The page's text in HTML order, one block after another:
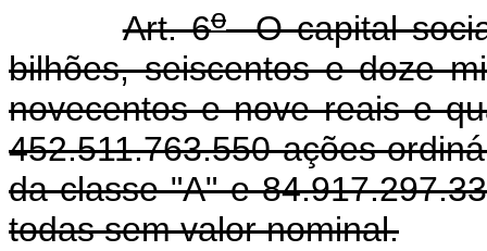
Art. 6oO capital
bilhões, seiscentos e doze
novecentos e nove reais e
452.511.763.550 ações
da classe "A" e
todas sem valor nominal.